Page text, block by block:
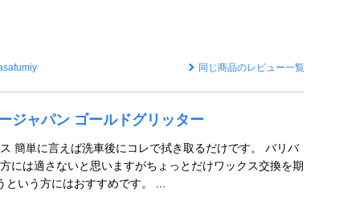
同じ商品のレビュー一覧
ジャパン ゴールドグリッター
簡単に言えば洗車後にコレで拭き取るだけです。 バリバ
には適さないと思いますがちょっとだけワックス交換を期
いう方にはおすすめです。 ...